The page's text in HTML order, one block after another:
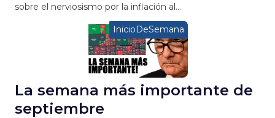
sobre el nerviosismo por la inflación al…
InicioDeSemana
La semana más importante de
septiembre